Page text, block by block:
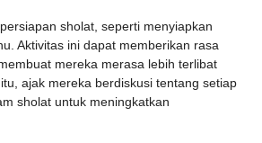
sholat, seperti menyiapkan
Aktivitas ini dapat memberikan rasa
mereka merasa lebih terlibat
ajak mereka berdiskusi tentang setiap
sholat untuk meningkatkan